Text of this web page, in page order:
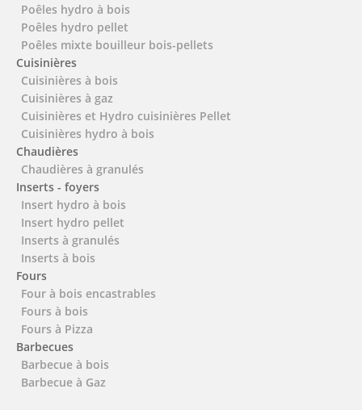
Poêles hydro à bois
Poêles hydro pellet
Poêles mixte bouilleur bois-pellets
Cuisinières
Cuisinières à bois
Cuisinières à gaz
Cuisinières et Hydro cuisinières Pellet
Cuisinières hydro à bois
Chaudières
Chaudières à granulés
Inserts - foyers
Insert hydro à bois
Insert hydro pellet
Inserts à granulés
Inserts à bois
Fours
Four à bois encastrables
Fours à bois
Fours à Pizza
Barbecues
Barbecue à bois
Barbecue à Gaz